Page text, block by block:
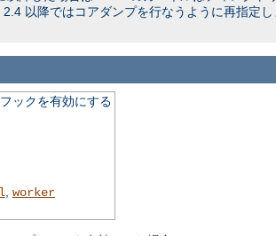
以降ではコアダンプを行なうように再指定
ックを有効にする
worker